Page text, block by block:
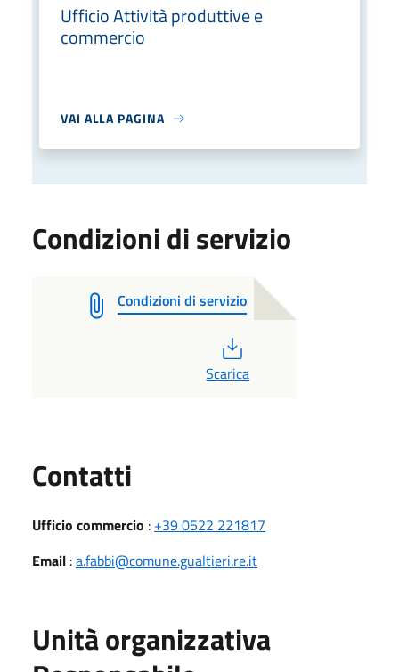
Ufficio Attività produttive e
commercio
VAI ALLA PAGINA
Condizioni di servizio
Condizioni di servizio
Scarica
Contatti
Ufficio commercio : +39 0522 221817
Email :a.fabbi@comune.gualtieri.re.it
Unità organizzativa